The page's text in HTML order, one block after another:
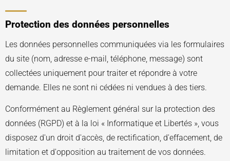
Protection des données personnelles
Les données personnelles communiquées via les formulaires
du site (nom, adresse e-mail, téléphone, message) sont
collectées uniquement pour traiter et répondre à votre
demande. Elles ne sont ni cédées ni vendues à des tiers.
Conformément au Règlement général sur la protection des
données (RGPD) et à la loi « Informatique et Libertés », vous
disposez d'un droit d'accès, de rectification, d'effacement, de
limitation et d'opposition au traitement de vos données.